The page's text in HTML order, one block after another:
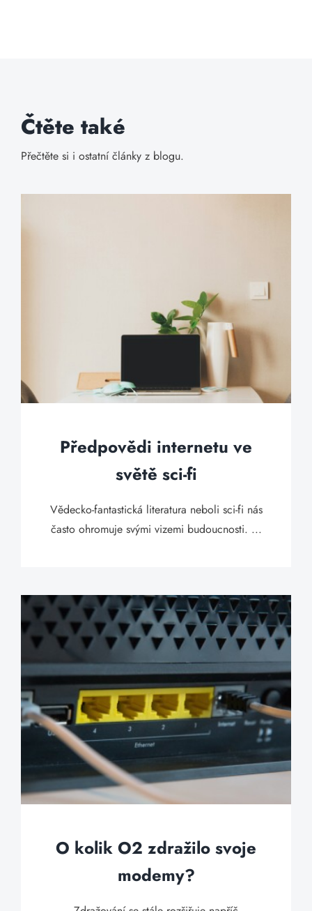
Čtěte také
Přečtěte si i ostatní články z blogu.
Předpovědi internetu ve
světě sci-fi
Vědecko-fantastická literatura neboli sci-fi nás
často ohromuje svými vizemi budoucnosti. ...
O kolik O2 zdražilo svoje
modemy?